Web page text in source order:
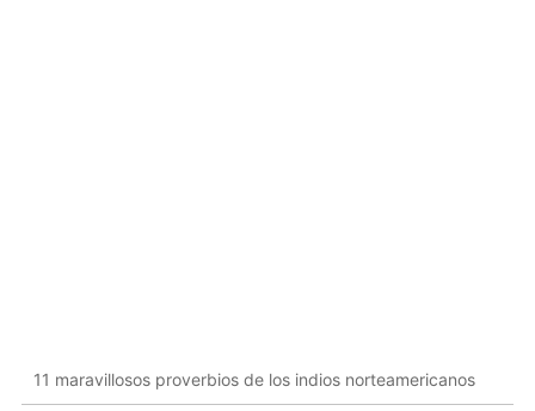
11 maravillosos proverbios de los indios norteamericanos